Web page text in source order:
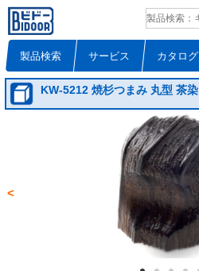
製品検索 サービス カタログ
KW-5212 焼杉つまみ 丸型 茶染
<